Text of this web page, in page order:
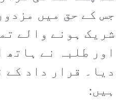
جس کے حق میں
شریک ہونے والے
اور طلبہ نے ہاتھ
دیا۔ قرار داد کے
ہیں: